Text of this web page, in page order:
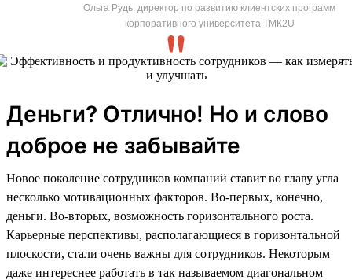
Ольга Рудь, директор по развитию клиентских программ
корпоративного университета ТМК2U
Деньги? Отлично! Но и слово
доброе не забывайте
Новое поколение сотрудников компаний ставит во главу угла
несколько мотивационных факторов. Во-первых, конечно,
деньги. Во-вторых, возможность горизонтального роста.
Карьерные перспективы, располагающиеся в горизонтальной
плоскости, стали очень важны для сотрудников. Некоторым
даже интереснее работать в так называемом диагональном